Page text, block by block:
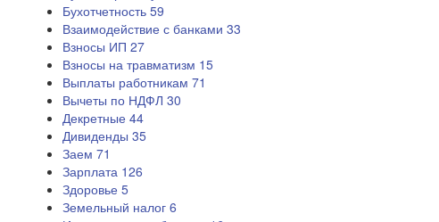
Бухотчетность 59
Взаимодействие с банками 33
Взносы ИП 27
Взносы на травматизм 15
Выплаты работникам 71
Вычеты по НДФЛ 30
Декретные 44
Дивиденды 35
Заем 71
Зарплата 126
Здоровье 5
Земельный налог 6